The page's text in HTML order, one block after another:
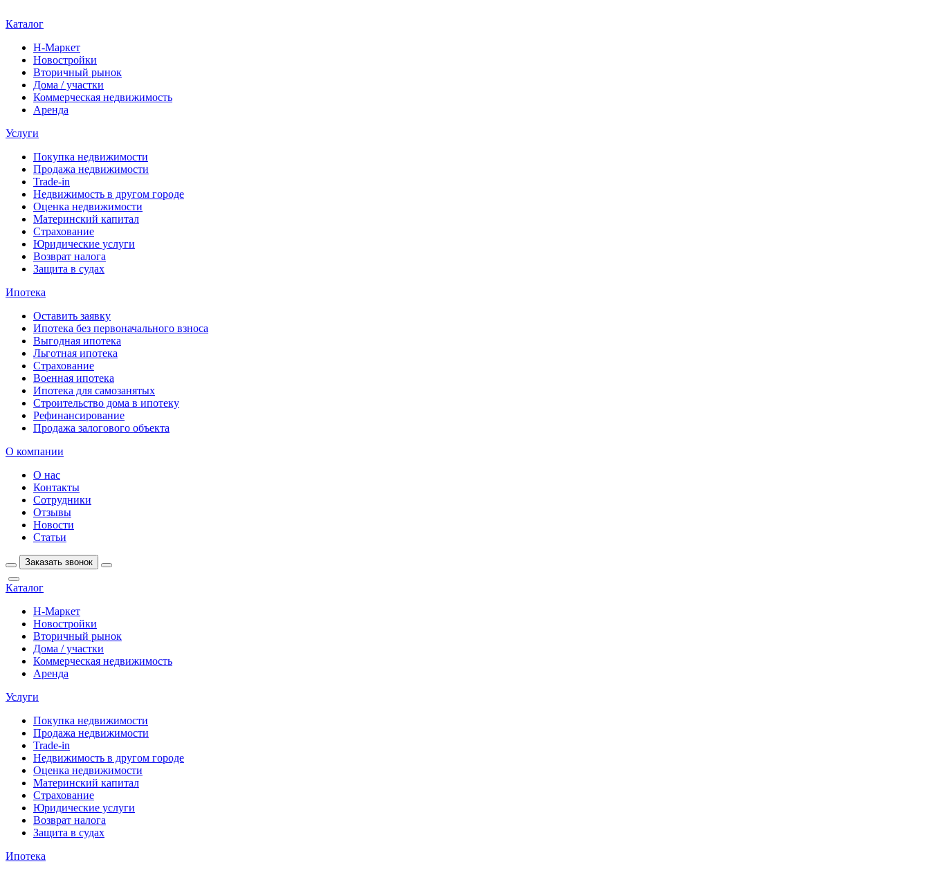
Каталог
Н-Маркет
Новостройки
Вторичный рынок
Дома / участки
Коммерческая недвижимость
Аренда
Услуги
Покупка недвижимости
Продажа недвижимости
Trade-in
Недвижимость в другом городе
Оценка недвижимости
Материнский капитал
Страхование
Юридические услуги
Возврат налога
Защита в судах
Ипотека
Оставить заявку
Ипотека без первоначального взноса
Выгодная ипотека
Льготная ипотека
Страхование
Военная ипотека
Ипотека для самозанятых
Строительство дома в ипотеку
Рефинансирование
Продажа залогового объекта
О компании
О нас
Контакты
Сотрудники
Отзывы
Новости
Статьи
Заказать звонок
Каталог
Н-Маркет
Новостройки
Вторичный рынок
Дома / участки
Коммерческая недвижимость
Аренда
Услуги
Покупка недвижимости
Продажа недвижимости
Trade-in
Недвижимость в другом городе
Оценка недвижимости
Материнский капитал
Страхование
Юридические услуги
Возврат налога
Защита в судах
Ипотека